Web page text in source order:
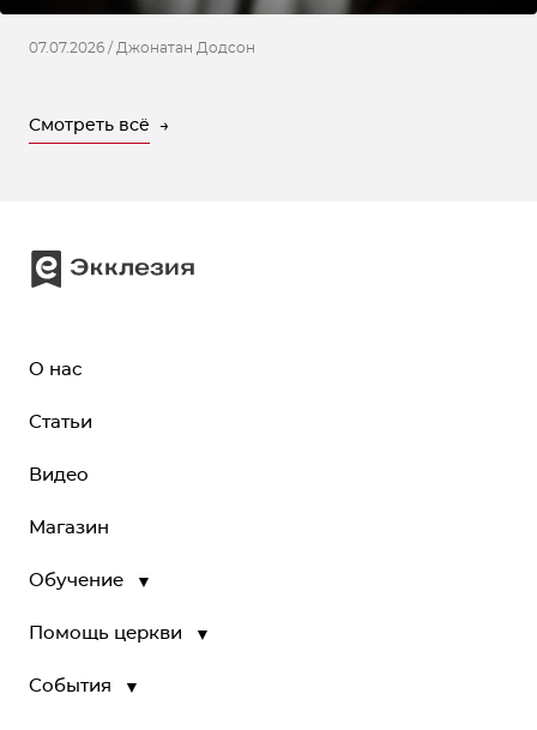
Смотреть всё
07.07.2026 / Джонатан Додсон
О нас
Статьи
Видео
Магазин
Обучение ▼
Помощь церкви ▼
События ▼